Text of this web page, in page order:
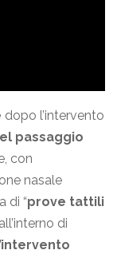
dopo l’intervento
passaggio
con
nasale
di “prove tattili
di